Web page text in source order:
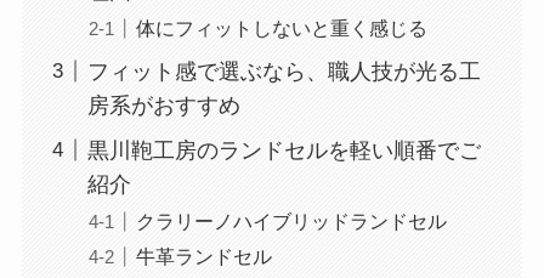
体にフィットしないと重く感じる
フィット感で選ぶなら、職人技が光る工
房系がおすすめ
黒川鞄工房のランドセルを軽い順番でご
紹介
クラリーノハイブリッドランドセル
牛革ランドセル